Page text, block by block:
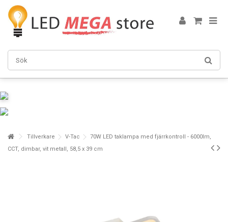
Tillverkare V-Tac
70W LED taklampa med fjärrkontroll - 6000lm,
CCT, dimbar, vit metall, 58,5 x 39 cm